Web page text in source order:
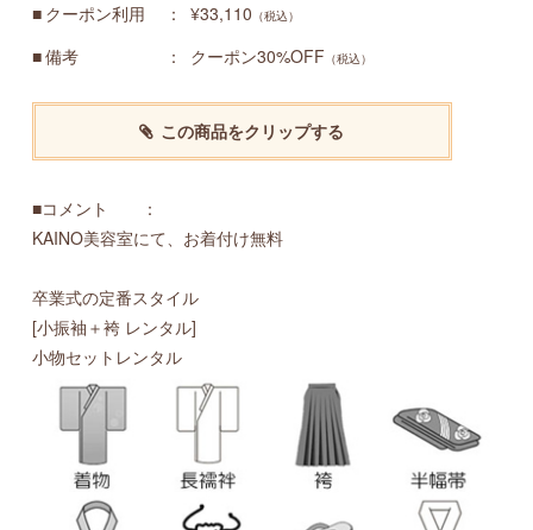
クーポン利用 ¥33,110 （税込）
備考 クーポン30%OFF （税込）
この商品をクリップする
■コメント ：
KAINO美容室にて、お着付け無料
卒業式の定番スタイル
[小振袖＋袴 レンタル]
小物セットレンタル